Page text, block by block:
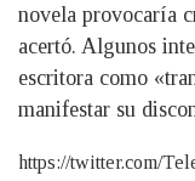
novela provocaría
acertó. Algunos
escritora como
manifestar su
https://twitter.com/